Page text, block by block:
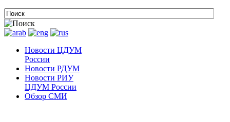
Новости ЦДУМ
России
Новости РДУМ
Новости РИУ
ЦДУМ России
Обзор СМИ